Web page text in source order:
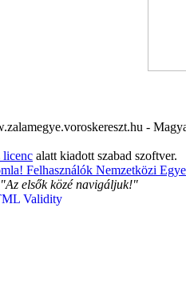
-
alatt kiadott szabad szoftver.
Felhasználók Nemzetközi
"Az elsők közé navigáljuk!"